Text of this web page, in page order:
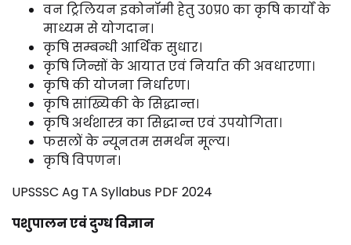
वन ट्रिलियन इकोनॉमी हेतु उ०प्र० का कृषि कार्यों के
माध्यम से योगदान।
कृषि सम्बन्धी आर्थिक सुधार।
कृषि जिन्सों के आयात एवं निर्यात की अवधारणा।
कृषि की योजना निर्धारण।
कृषि सांख्यिकी के सिद्धान्त।
कृषि अर्थशास्त्र का सिद्धान्त एवं उपयोगिता।
फसलों के न्यूनतम समर्थन मूल्य।
कृषि विपणन।
UPSSSC Ag TA Syllabus PDF 2024
पशुपालन एवं दुग्ध विज्ञान